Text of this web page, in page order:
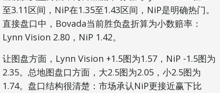
至3.11区间，NiP在1.35至1.43区间，NiP是明确热门。
直接盘口中，Bovada当前胜负盘折算为小数赔率：
Lynn Vision 2.80，NiP 1.42。
让图盘方面，Lynn Vision +1.5图为1.57，NiP -1.5图为
2.35。总地图盘口方面，大2.5图为2.05，小2.5图为
1.74。盘口结构很清楚：市场承认NiP更接近赢下比